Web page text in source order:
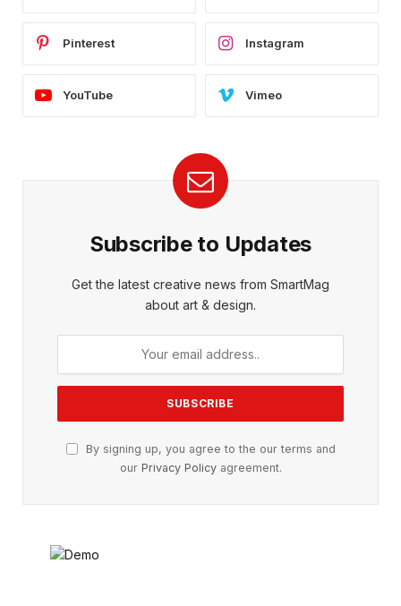
Pinterest Instagram
YouTube Vimeo
Subscribe to Updates
Get the latest creative news from SmartMag
about art & design.
By signing up, you agree to the our terms and
our Privacy Policyagreement.